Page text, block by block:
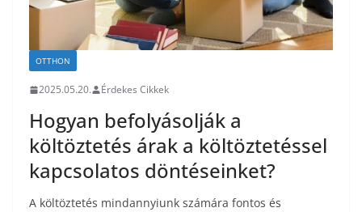
OTTHON
2025.05.20. Érdekes Cikkek
Hogyan befolyásolják a
költöztetés árak a költöztetéssel
kapcsolatos döntéseinket?
A költöztetés mindannyiunk számára fontos és